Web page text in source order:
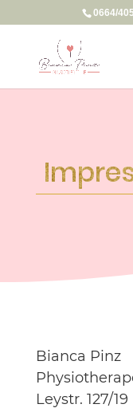
0664/
Bianca Pinz
Leystr. 127/19